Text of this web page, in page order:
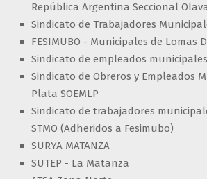
República Argentina Seccional
Sindicato de Trabajadores
FESIMUBO - Municipales de Lomas
Sindicato de empleados
Sindicato de Obreros y Empleados
Plata SOEMLP
Sindicato de trabajadores
STMO (Adheridos a Fesimubo)
SURYA MATANZA
SUTEP - La Matanza